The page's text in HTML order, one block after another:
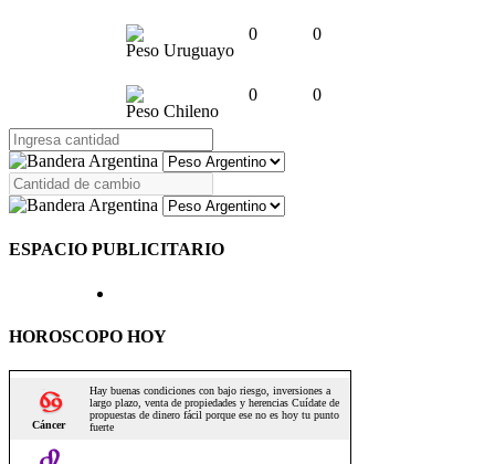
Peso Uruguayo
0 0
Peso Chileno
0 0
ESPACIO PUBLICITARIO
HOROSCOPO HOY